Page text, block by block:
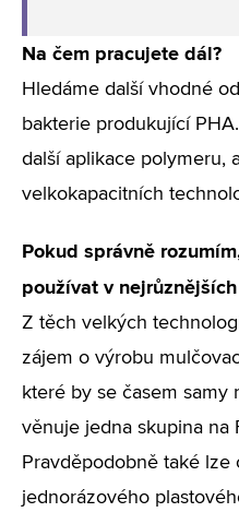
Na čem pracujete dál?
Hledáme další vhodné
bakterie produkující
další aplikace polymeru,
velkokapacitních
Pokud správně
používat v
Z těch velkých
zájem o výrobu
které by se časem samy
věnuje jedna skupina na
Pravděpodobně také lze
jednorázového